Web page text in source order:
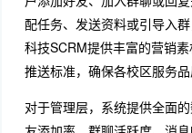
配任务、发送资料或引导入
科技SCRM提供丰富的营销
推送标准，确保各校区服务品
对于管理层，系统提供全面